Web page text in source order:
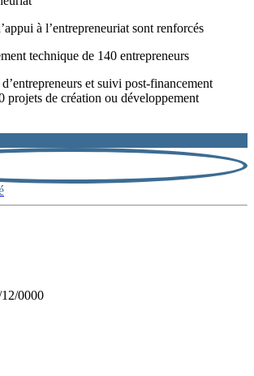
à l’entrepreneuriat sont renforcés
technique de 140 entrepreneurs
et suivi post-financement
projets de création ou développement
0000